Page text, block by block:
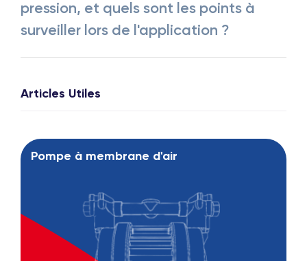
pression, et quels sont les points à
surveiller lors de l'application ?
Articles Utiles
Pompe à membrane d'air